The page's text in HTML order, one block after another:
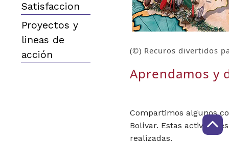
Satisfaccion
Proyectos y
lineas de
acción
(©) Recuros divertidos
Aprendamos y
Compartimos algunos
Bolívar. Estas
realizadas.